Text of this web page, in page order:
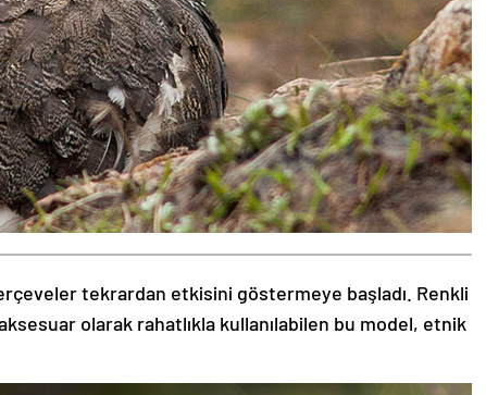
tekrardan etkisini göstermeye başladı. Renkli
olarak rahatlıkla kullanılabilen bu model, etnik